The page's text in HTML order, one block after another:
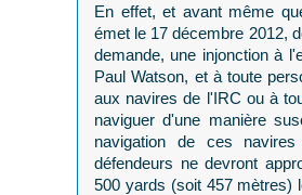
En effet, et avant même
émet le 17 décembre 2012,
demande, une injonction à
Paul Watson, et à toute
aux navires de l'IRC ou à
naviguer d'une manière
navigation de ces
défendeurs ne devront
500 yards (soit 457 mètres)